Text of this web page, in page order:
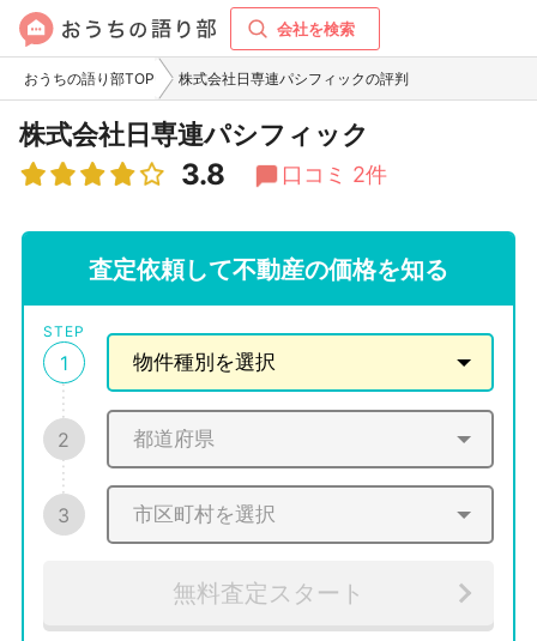
会社を検索
おうちの語り部TOP 株式会社日専連パシフィックの評判
株式会社日専連パシフィック
3.8 口コミ 2件
査定依頼して不動産の価格を知る
STEP
1
2
3
無料査定スタート